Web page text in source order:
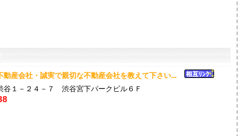
動産会社・誠実で親切な不動産会社を教えて下さい...
谷１－２４－７ 渋谷宮下パークビル６Ｆ